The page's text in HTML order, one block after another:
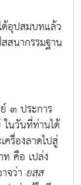
อุปสมบทแล้ว
สนากรรมฐาน
๓ ประการ
นวันที่ท่านได้
รื่องลาดไปสู่
ท คือ เปล่ง
จว่า ยสฺส